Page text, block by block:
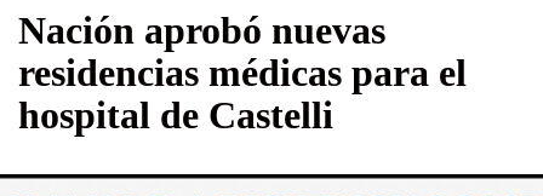
Nación aprobó nuevas
residencias médicas para el
hospital de Castelli